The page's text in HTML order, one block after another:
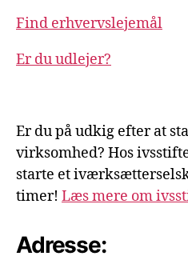
Find erhvervslejemål
Er du udlejer?
Er du på udkig efter at
virksomhed? Hos
starte et
timer! Læs mere om
Adresse: